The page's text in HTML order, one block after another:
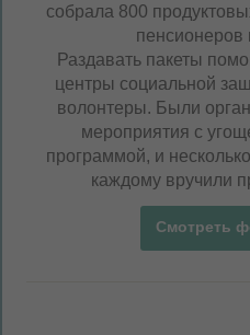
собрала 800
пенсионеров
Раздавать пакеты
центры социальной
волонтеры. Были
мероприятия с
программой, и
каждому вручили
Смотреть